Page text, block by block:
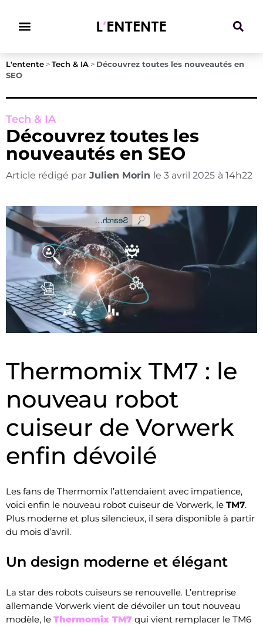
L'entente > Tech & IA > Découvrez toutes les nouveautés en
SEO
Tech & IA
Découvrez toutes les
nouveautés en SEO
Article rédigé par Julien Morin le 3 avril 2025 à 14h22
Thermomix TM7 : le
nouveau robot
cuiseur de Vorwerk
enfin dévoilé
Les fans de Thermomix l’attendaient avec impatience,
voici enfin le nouveau robot cuiseur de Vorwerk, le TM7.
Plus moderne et plus silencieux, il sera disponible à partir
du mois d’avril.
Un design moderne et élégant
La star des robots cuiseurs se renouvelle. L’entreprise
allemande Vorwerk vient de dévoiler un tout nouveau
modèle, le Thermomix TM7 qui vient remplacer le TM6